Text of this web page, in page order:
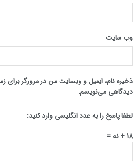
وب‌ سایت
ذخیره نام، ایمیل و وبسایت من در مرورگر برای
دیدگاهی می‌نویسم.
لطفا پاسخ را به عدد انگلیسی وارد کنید:
18 + نه =